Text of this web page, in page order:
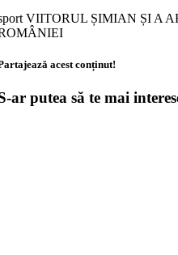
VIITORUL ȘIMIAN ȘI A
acest conținut!
ar putea să te mai